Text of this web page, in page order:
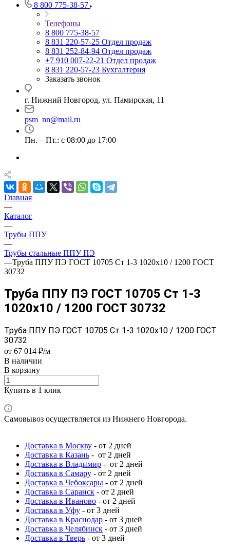
8 800 775-38-57
Телефоны
8 800 775-38-57
8 831 220-57-25 Отдел продаж
8 831 252-84-94 Отдел продаж
+7 910 007-22-21 Отдел продаж
8 831 220-57-23 Бухгалтерия
Заказать звонок
г. Нижний Новгород, ул. Памирская, 11
psm_nn@mail.ru
Пн. – Пт.: с 08:00 до 17:00
Главная
—
Каталог
—
Трубы ППУ
—
Трубы стальные ППУ ПЭ
—Труба ППУ ПЭ ГОСТ 10705 Ст 1-3 1020x10 / 1200 ГОСТ
30732
Труба ППУ ПЭ ГОСТ 10705 Ст 1-3
1020x10 / 1200 ГОСТ 30732
Труба ППУ ПЭ ГОСТ 10705 Ст 1-3 1020x10 / 1200 ГОСТ
30732
от 67 014 ₽/м
В наличии
В корзину
Купить в 1 клик
Самовывоз осуществляется из Нижнего Новгорода.
Доставка в Москву - от 2 дней
Доставка в Казань - от 2 дней
Доставка в Владимир - от 2 дней
Доставка в Самару - от 2 дней
Доставка в Чебоксары - от 2 дней
Доставка в Саранск - от 2 дней
Доставка в Иваново - от 2 дней
Доставка в Уфу - от 3 дней
Доставка в Краснодар - от 3 дней
Доставка в Челябинск - от 3 дней
Доставка в Тверь - от 3 дней